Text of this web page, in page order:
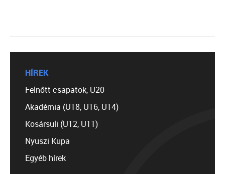
HÍREK
Felnőtt csapatok, U20
Akadémia (U18, U16, U14)
Kosársuli (U12, U11)
Nyuszi Kupa
Egyéb hírek